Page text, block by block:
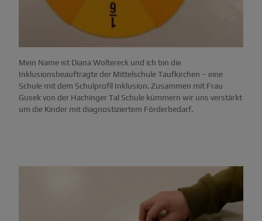
Mein Name ist Diana Woltereck und ich bin die
Inklusionsbeauftragte der Mittelschule Taufkirchen – eine
Schule mit dem Schulprofil Inklusion. Zusammen mit Frau
Gusek von der Hachinger Tal Schule kümmern wir uns verstärkt
um die Kinder mit diagnostiziertem Förderbedarf.